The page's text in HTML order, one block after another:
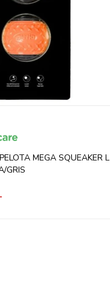
MEGA SQUEAKER L
GRIS